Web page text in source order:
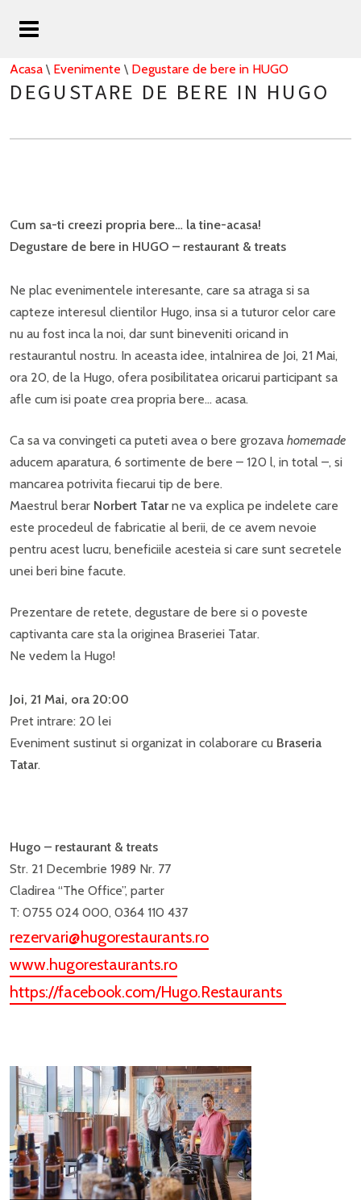
Acasa \ Evenimente \ Degustare de bere in HUGO
DEGUSTARE DE BERE IN HUGO
Cum sa-ti creezi propria bere… la tine-acasa!
Degustare de bere in HUGO – restaurant & treats
Ne plac evenimentele interesante, care sa atraga si sa
capteze interesul clientilor Hugo, insa si a tuturor celor care
nu au fost inca la noi, dar sunt bineveniti oricand in
restaurantul nostru. In aceasta idee, intalnirea de Joi, 21 Mai,
ora 20, de la Hugo, ofera posibilitatea oricarui participant sa
afle cum isi poate crea propria bere… acasa.
Ca sa va convingeti ca puteti avea o bere grozava homemade
aducem aparatura, 6 sortimente de bere – 120 l, in total –, si
mancarea potrivita fiecarui tip de bere.
Maestrul berar Norbert Tatarne va explica pe indelete care
este procedeul de fabricatie al berii, de ce avem nevoie
pentru acest lucru, beneficiile acesteia si care sunt secretele
unei beri bine facute.
Prezentare de retete, degustare de bere si o poveste
captivanta care sta la originea Braseriei Tatar.
Ne vedem la Hugo!
Joi, 21 Mai, ora 20:00
Pret intrare: 20 lei
Eveniment sustinut si organizat in colaborare cu Braseria
Tatar.
Hugo – restaurant & treats
Str. 21 Decembrie 1989 Nr. 77
Cladirea “The Office”, parter
T: 0755 024 000, 0364 110 437
rezervari@hugorestaurants.ro
www.hugorestaurants.ro
https://facebook.com/Hugo.Restaurants